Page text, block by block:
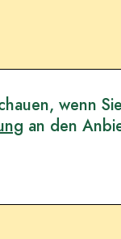
wenn
an den